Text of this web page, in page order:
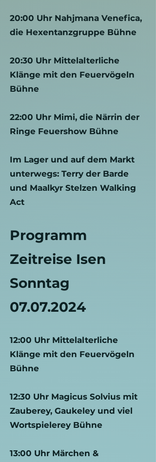
20:00 Uhr Nahjmana Venefica,
die Hexentanzgruppe Bühne
20:30 Uhr Mittelalterliche
Klänge mit den Feuervögeln
Bühne
22:00 Uhr Mimi, die Närrin der
Ringe Feuershow Bühne
Im Lager und auf dem Markt
unterwegs: Terry der Barde
und Maalkyr Stelzen Walking
Act
Programm
Zeitreise Isen
Sonntag
07.07.2024
12:00 Uhr Mittelalterliche
Klänge mit den Feuervögeln
Bühne
12:30 Uhr Magicus Solvius mit
Zauberey, Gaukeley und viel
Wortspielerey Bühne
13:00 Uhr Märchen &